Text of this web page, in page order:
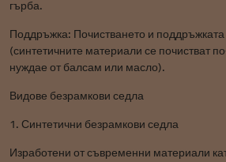
гърба.
Поддръжка: Почистването и поддръжката
(синтетичните материали се почистват
нуждае от балсам или масло).
Видове безрамкови седла
1. Синтетични безрамкови седла
Изработени от съвременни материали